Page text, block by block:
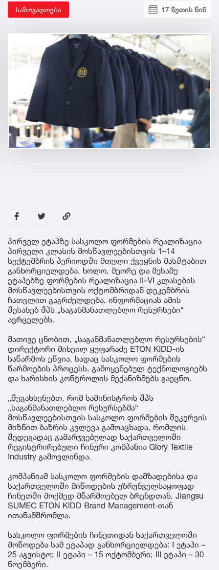
საზოგადოება 17 წუთის წინ
პირველ ეტაპზე სასკოლო ფორმების რეალიზაცია
პირველი კლასის მოსწავლეებისთვის 1–14
სექტემბრის პერიოდში მთელი ქვეყნის მასშტაბით
განხორციელდება. ხოლო, მეორე და მესამე
ეტაპებზე ფორმების რეალიზაცია II–VI კლასების
მოსწავლეებისთვის ოქტომბრიდან დეკემბრის
ჩათვლით გაგრძელდება. ინფორმაციას ამის
შესახებ შპს „საგანმანათლებლო რესურსები“
ავრცელებს.
მათივე ცნობით, „საგანმანათლებლო რესურსების“
დირექტორი მიხეილ ყუფარაძე ETON KIDD-ის
საწარმოს ეწვია, სადაც სასკოლო ფორმების
წარმოების პროცესს, გამოყენებულ ტექნოლოგიებს
და ხარისხის კონტროლის მექანიზმებს გაეცნო.
„შეგახსენებთ, რომ სამინისტროს შპს
„საგანმანათლებლო რესურსებმა“
მოსწავლეებისთვის სასკოლო ფორმების შეკერვის
მიზნით ბაზრის კვლევა გამოაცხადა, რომლის
შედეგადაც გამარჯვებულად საქართველოში
რეგისტრირებული ჩინური კომპანია Glory Textile
Industry გამოვლინდა.
კომპანიამ სასკოლო ფორმების დამზადებისა და
საქართველოში მიწოდების უზრუნველსაყოფად
ჩინეთში მოქმედ მწარმოებელ ბრენდთან, Jiangsu
SUMEC ETON KIDD Brand Management-თან
ითანამშრომლა.
სასკოლო ფორმების ჩინეთიდან საქართველოში
მოწოდება სამ ეტაპად განხორციელდება: I ეტაპი –
25 აგვისტო; II ეტაპი – 15 ოქტომბერი; III ეტაპი – 30
ნოემბერი.